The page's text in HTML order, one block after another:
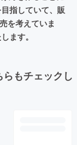
指していて、販
を考えていま
ます。
もチェックし